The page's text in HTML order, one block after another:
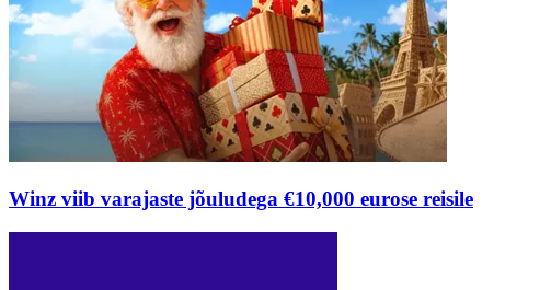
Winz viib varajaste jõuludega €10,000 eurose reisile